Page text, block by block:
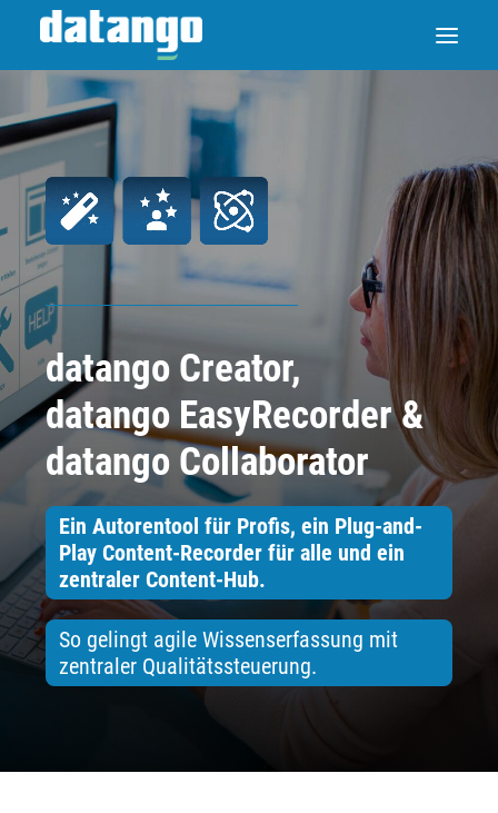
datango Creator,
datango EasyRecorder &
datango Collaborator
Ein Autorentool für Profis, ein Plug-and-
Play Content-Recorder für alle und ein
zentraler Content-Hub.
So gelingt agile Wissenserfassung mit
zentraler Qualitätssteuerung.